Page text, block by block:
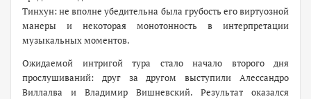
Тинхун: не вполне убедительна была грубость его виртуозной
манеры и некоторая монотонность в интерпретации
музыкальных моментов.
Ожидаемой интригой тура стало начало второго дня
прослушиваний: друг за другом выступили Алессандро
Виллалва и Владимир Вишневский. Результат оказался